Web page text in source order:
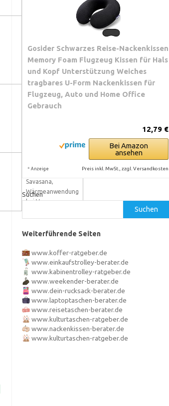
Restorative Posen,
Nackenentlastung,
Savasana
Längere
Sitzungen,
Entspannung in
Savasana,
Wärmeanwendung
bei Verspannung
Gosider Schwarzes Reise-Nackenkissen
Memory Foam Flugzeug Kissen für Hals
und Kopf Unterstützung Weiches
tragbares U-Form Nackenkissen für
Flugzeug, Auto und Home Office
Gebrauch
12,79 €
Bei Amazon
ansehen
* Anzeige Preis inkl. MwSt., zzgl. Versandkosten
Suchen
Suchen
Weiterführende Seiten
www.koffer-ratgeber.de
www.einkaufstrolley-berater.de
www.kabinentrolley-ratgeber.de
www.weekender-berater.de
www.dein-rucksack-berater.de
www.laptoptaschen-berater.de
www.reisetaschen-berater.de
www.kulturtaschen-ratgeber.de
www.nackenkissen-berater.de
www.kulturtaschen-ratgeber.de